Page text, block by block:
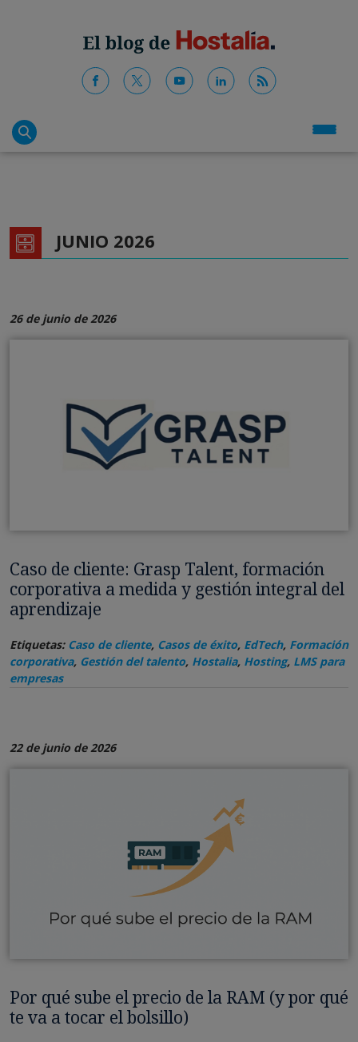
JUNIO 2026
26 de junio de 2026
Caso de cliente: Grasp Talent, formación
corporativa a medida y gestión integral del
aprendizaje
Etiquetas: Caso de cliente, Casos de éxito, EdTech, Formación
corporativa, Gestión del talento, Hostalia, Hosting, LMS para
empresas
22 de junio de 2026
Por qué sube el precio de la RAM (y por qué
te va a tocar el bolsillo)